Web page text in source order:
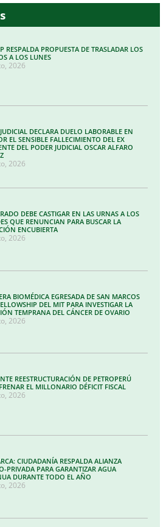
RESPALDA PROPUESTA DE TRASLADAR LOS
A LOS LUNES
2026
DECLARA DUELO LABORABLE EN
EL SENSIBLE FALLECIMIENTO DEL EX
DEL PODER JUDICIAL OSCAR ALFARO
2026
DEBE CASTIGAR EN LAS URNAS A LOS
QUE RENUNCIAN PARA BUSCAR LA
ENCUBIERTA
2026
BIOMÉDICA EGRESADA DE SAN MARCOS
DEL MIT PARA INVESTIGAR LA
TEMPRANA DEL CÁNCER DE OVARIO
2026
REESTRUCTURACIÓN DE PETROPERÚ
EL MILLONARIO DÉFICIT FISCAL
2026
CIUDADANÍA RESPALDA ALIANZA
PRIVADA PARA GARANTIZAR AGUA
DURANTE TODO EL AÑO
2026